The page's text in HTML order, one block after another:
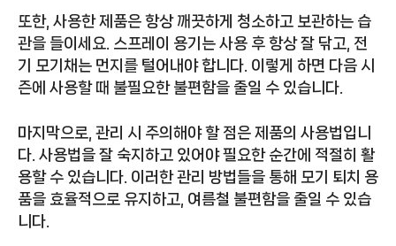
또한, 사용한 제품은 항상 깨끗하게 청소하고 보관하는 습
관을 들이세요. 스프레이 용기는 사용 후 항상 잘 닦고, 전
기 모기채는 먼지를 털어내야 합니다. 이렇게 하면 다음 시
즌에 사용할 때 불필요한 불편함을 줄일 수 있습니다.
마지막으로, 관리 시 주의해야 할 점은 제품의 사용법입니
다. 사용법을 잘 숙지하고 있어야 필요한 순간에 적절히 활
용할 수 있습니다. 이러한 관리 방법들을 통해 모기 퇴치 용
품을 효율적으로 유지하고, 여름철 불편함을 줄일 수 있습
니다.